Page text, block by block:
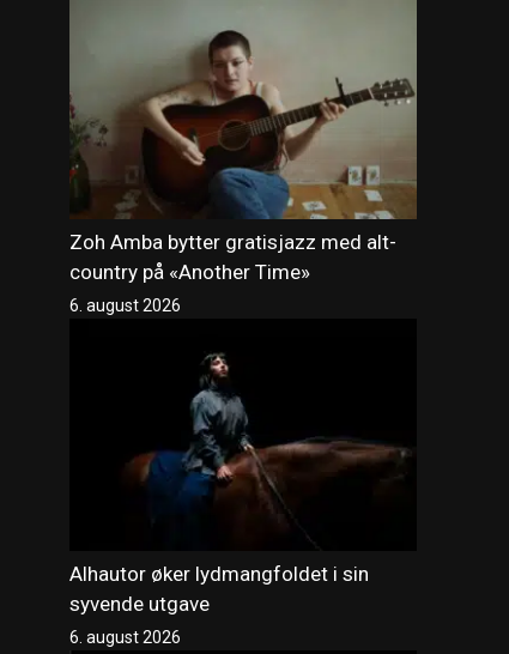
Zoh Amba bytter gratisjazz med alt-
country på «Another Time»
6. august 2026
Alhautor øker lydmangfoldet i sin
syvende utgave
6. august 2026